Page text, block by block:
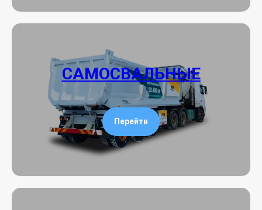
САМОСВАЛЬНЫЕ
Перейти